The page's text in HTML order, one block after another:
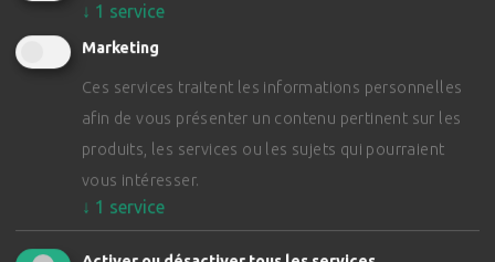
↓ 1 service
Marketing
Ces services traitent les informations personnelles
afin de vous présenter un contenu pertinent sur les
produits, les services ou les sujets qui pourraient
vous intéresser.
↓ 1 service